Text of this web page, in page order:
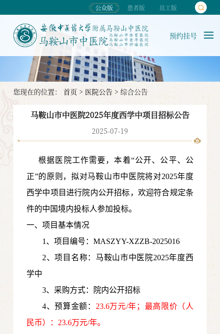
公众版 患者版 员工版
预约挂号
您现在的位置： 首页 > 医院公告> 综合公告
马鞍山市中医院2025年度西学中项目招标公告
2025-07-19
根据医院工作需要，本着“公开、公平、公
正”的原则，拟对马鞍山市中医院将对2025年度
西学中项目进行院内公开招标，欢迎符合规定条
件的中国境内投标人参加投标。
一、项目基本情况
1、项目编号：MASZYY-XZZB-2025016
2、项目名称：马鞍山市中医院2025年度西
学中
3、采购方式：院内公开招标
4、预算金额： 23.6万元/年；最高限价（人
民币）：23.6万元/年。